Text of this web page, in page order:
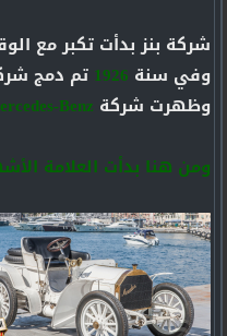
شركة بنز بدأت تكبر مع
وفي سنة 1926 تم دمج
وظهرت شركة Benz
ومن هنا بدأت العلامة